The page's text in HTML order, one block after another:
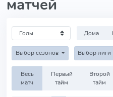
матчей
Дома
Выбор сезонов Выбор лиги
Весь
матч
Первый
тайм
Второй
тайм